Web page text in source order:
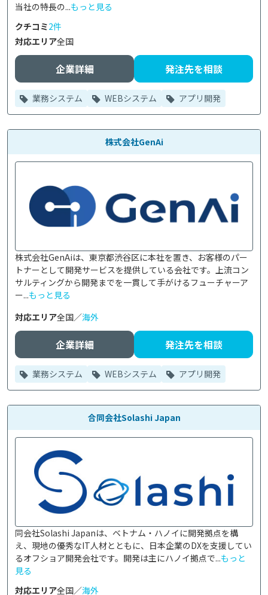
当社の特長の...もっと見る
クチコミ2件
対応エリア全国
企業詳細 発注先を相談
業務システム WEBシステム アプリ開発
株式会社GenAi
株式会社GenAiは、東京都渋谷区に本社を置き、お客様のパー
トナーとして開発サービスを提供している会社です。上流コン
サルティングから開発までを一貫して手がけるフューチャーア
ー...もっと見る
対応エリア全国／海外
企業詳細 発注先を相談
業務システム WEBシステム アプリ開発
合同会社Solashi Japan
同会社Solashi Japanは、ベトナム・ハノイに開発拠点を構
え、現地の優秀なIT人材とともに、日本企業のDXを支援してい
るオフショア開発会社です。開発は主にハノイ拠点で...もっと
見る
対応エリア全国／海外